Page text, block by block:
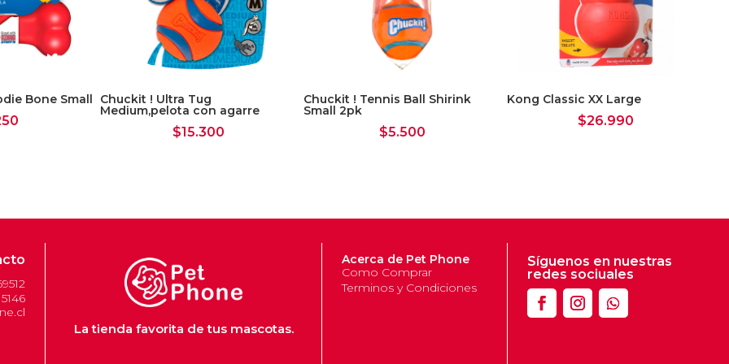
Bone Small Chuckit ! Ultra Tug
Medium,pelota con agarre
$15.300
Chuckit ! Tennis Ball Shirink
Small 2pk
$5.500
Kong Classic XX Large
$26.990
La tienda favorita de tus mascotas.
Acerca de Pet Phone
Como Comprar
Terminos y Condiciones
Síguenos en nuestras
redes sociuales